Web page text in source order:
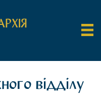
відділу